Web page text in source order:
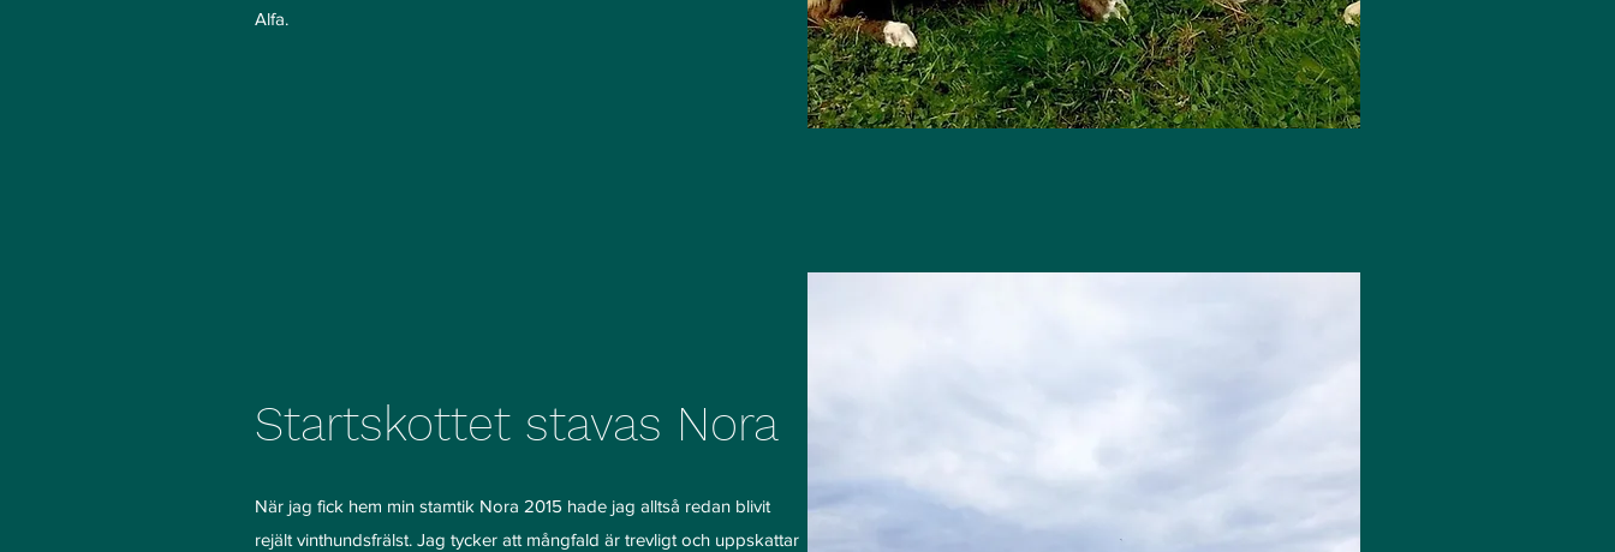
Alfa.
Startskottet stavas Nora
När jag fick hem min stamtik Nora 2015 hade jag alltså redan blivit
rejält vinthundsfrälst. Jag tycker att mångfald är trevligt och uppskattar